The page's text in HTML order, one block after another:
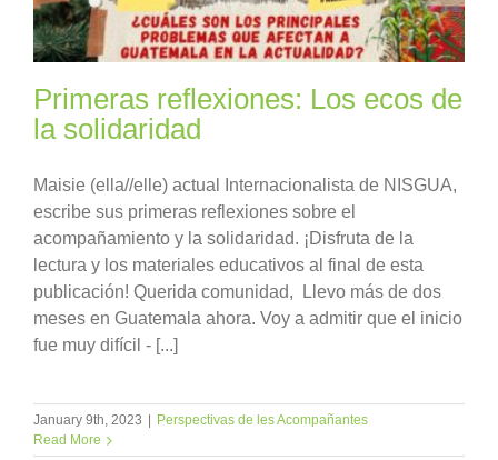
Primeras reflexiones: Los ecos de
la solidaridad
Maisie (ella//elle) actual Internacionalista de NISGUA,
escribe sus primeras reflexiones sobre el
acompañamiento y la solidaridad. ¡Disfruta de la
lectura y los materiales educativos al final de esta
publicación! Querida comunidad, Llevo más de dos
meses en Guatemala ahora. Voy a admitir que el inicio
fue muy difícil - [...]
January 9th, 2023 | Perspectivas de les Acompañantes
Read More